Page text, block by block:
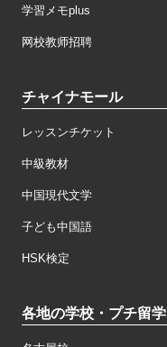
学習メモplus
网校教师招聘
チャイナモール
レッスンチケット
中級教材
中国現代文学
子ども中国語
HSK検定
各地の学校・プチ留学